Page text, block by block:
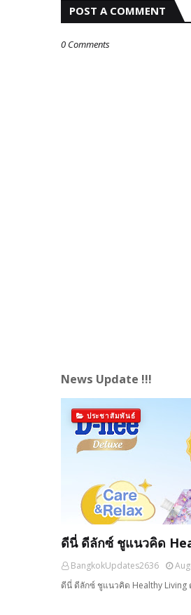
POST A COMMENT
0 Comments
News Update !!!
ประชาสัมพันธ์
ดีนี่ ดีลักซ์ ชูแนวคิด
BangkokUpdates2636
ดีนี่ ดีลักซ์ ชูแนวคิด Healthy